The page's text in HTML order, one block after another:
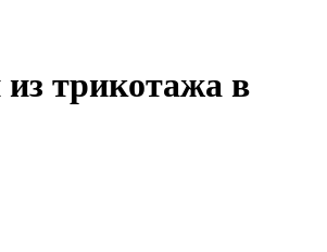
трикотажа в